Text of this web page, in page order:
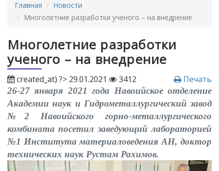
Главная
Новости
Многолетние разработки ученого – на внедрение
Многолетние разработки
ученого – на внедрение
created_at) ?> 29.01.2021 3412 Печать
26-27 января 2021 года Навоийское отделение
Академии наук и Гидрометаллургический завод
№2 Навоийского горно-металлургического
комбината посетил заведующий лабораторией
№1 Института материаловедения АН, доктор
технических наук Рустам Рахимов.